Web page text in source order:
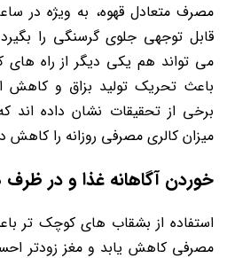
مصرف متعادل قهوه، به ویژه در
قابل توجهی جلوی گرسنگی را
می تواند هم یکی دیگر از راه
باعث تحریک تولید بزاق و
برخی از تحقیقات نشان داده اند
میزان کالری مصرفی روزانه را کاهش
خوردن آگاهانه غذا و در
استفاده از بشقاب های کوچک تر
مصرفی کاهش یابد و مغز زودتر